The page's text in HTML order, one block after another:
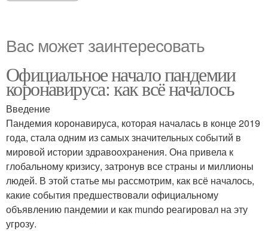
Вас может заинтересовать
Официальное начало пандемии
коронавируса: как всё началось
Введение
Пандемия коронавируса, которая началась в конце 2019
года, стала одним из самых значительных событий в
мировой истории здравоохранения. Она привела к
глобальному кризису, затронув все страны и миллионы
людей. В этой статье мы рассмотрим, как всё началось,
какие события предшествовали официальному
объявлению пандемии и как mundo реагировал на эту
угрозу.